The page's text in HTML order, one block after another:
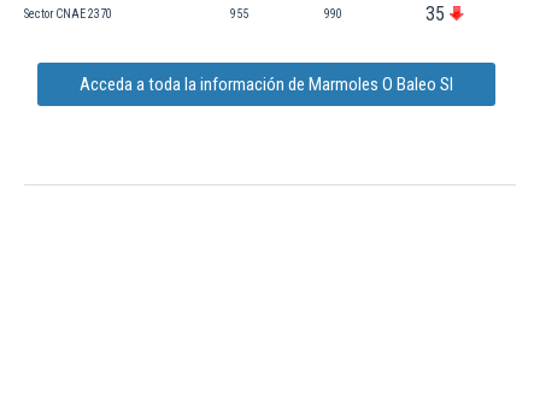
Sector CNAE 2370 955 990 35
Acceda a toda la información de Marmoles O Baleo Sl